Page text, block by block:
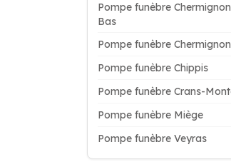
Pompe funèbre
Bas
Pompe funèbre Chermignon
Pompe funèbre Chippis
Pompe funèbre Crans-
Pompe funèbre Miège
Pompe funèbre Veyras